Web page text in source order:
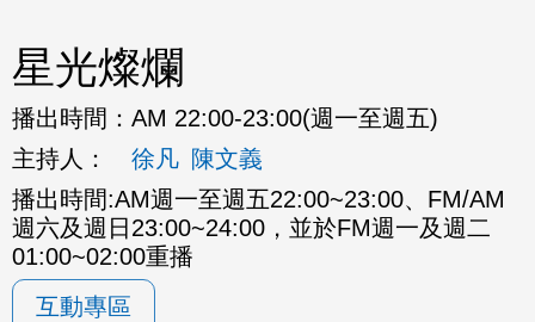
星光燦爛
播出時間： AM 22:00-23:00(週一至週五)
主持人：
徐凡 陳文義
播出時間:AM週一至週五22:00~23:00、FM/AM
週六及週日23:00~24:00，並於FM週一及週二
01:00~02:00重播
互動專區